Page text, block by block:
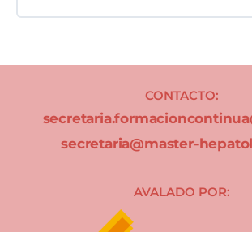
CONTACTO:
secretaria@master-
AVALADO POR: